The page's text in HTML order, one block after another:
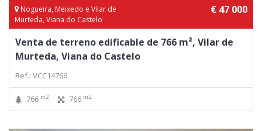
Nogueira, Meixedo e Vilar de
Murteda, Viana do Castelo
€ 47 000
Venta de terreno edificable de 766 m², Vilar de
Murteda, Viana do Castelo
Ref.: VCC14766
766 m2 766 m2